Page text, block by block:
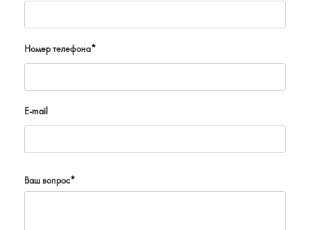
Номер телефона*
E-mail
Ваш вопрос*